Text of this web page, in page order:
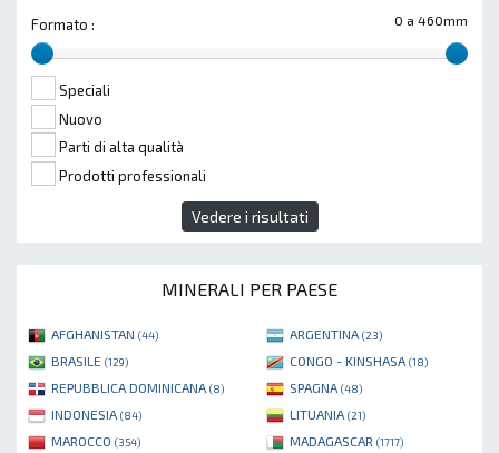
0 a 460mm
Formato :
Speciali
Nuovo
Parti di alta qualità
Prodotti professionali
Vedere i risultati
MINERALI PER PAESE
AFGHANISTAN (44) ARGENTINA (23)
BRASILE (129) CONGO - KINSHASA (18)
REPUBBLICA DOMINICANA (8) SPAGNA (48)
INDONESIA (84) LITUANIA (21)
MAROCCO (354) MADAGASCAR (1717)